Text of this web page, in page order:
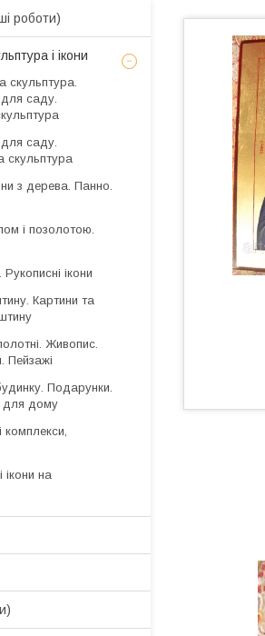
роботи)
і ікони
скульптура.
саду.
саду.
скульптура
з дерева. Панно.
і позолотою.
Рукописні ікони
Картини та
Живопис.
Пейзажі
Подарунки.
для дому
комплекси,
ікони на